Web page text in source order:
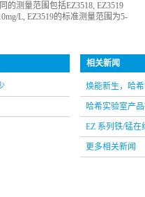
测量范围包括EZ3518, EZ3519
L, EZ3519的标准测量范围为5-
相关新闻
焕能新生，哈
哈希实验室产
EZ 系列铁/锰在
更多相关新闻